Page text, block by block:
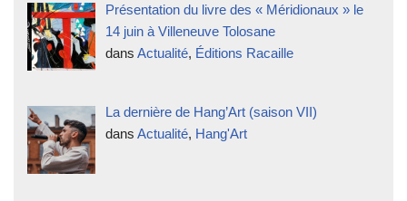
Présentation du livre des « Méridionaux » le
14 juin à Villeneuve Tolosane
dansActualité, Éditions Racaille
La dernière de Hang’Art (saison VII)
dansActualité, Hang'Art